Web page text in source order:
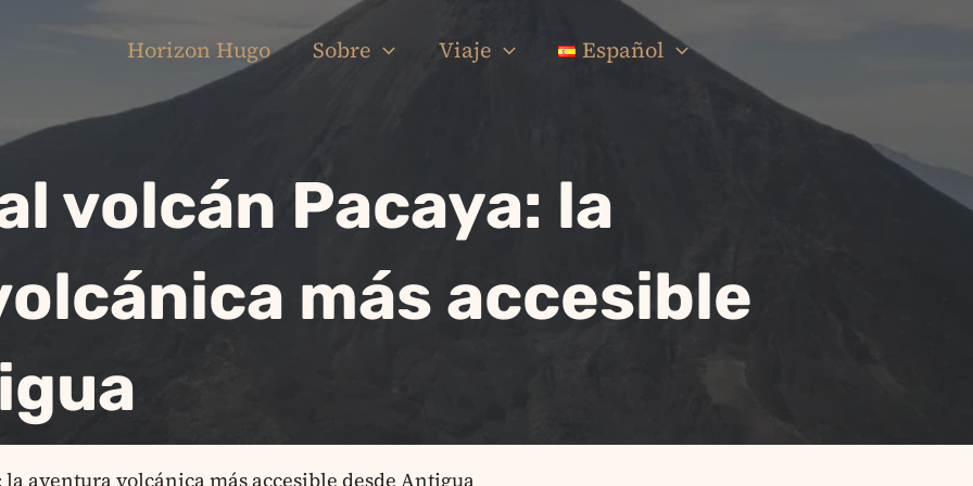
Horizon Hugo Sobre Viaje Español
volcán Pacaya: la
más accesible
aventura volcánica más accesible desde Antigua